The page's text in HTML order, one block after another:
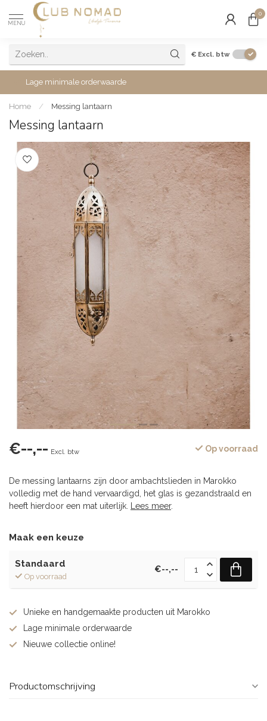
MENU
0
€ Excl. btw
Lage minimale orderwaarde
Home / Messing lantaarn
Messing lantaarn
€--,-- Excl. btw Op voorraad
De messing lantaarns zijn door ambachtslieden in Marokko
volledig met de hand vervaardigd, het glas is gezandstraald en
heeft hierdoor een mat uiterlijk. Lees meer.
Maak een keuze
Standaard
Op voorraad
€--,--
Unieke en handgemaakte producten uit Marokko
Lage minimale orderwaarde
Nieuwe collectie online!
Productomschrijving